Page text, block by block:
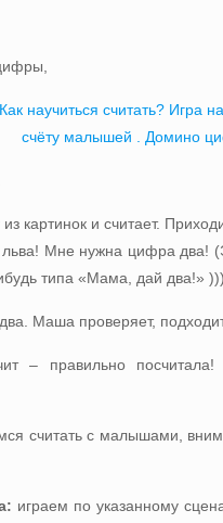
картинок и считает.
Мне нужна цифра два!
типа «Мама, дай два!»
Маша проверяет,
– правильно
считать с малышами,
играем по указанному